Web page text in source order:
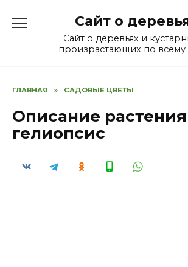
содержанию
Сайт о
Сайт о деревьях и
произрастающих по всему
ГЛАВНАЯ » САДОВЫЕ ЦВЕТЫ
Описание растения
гелиопсис